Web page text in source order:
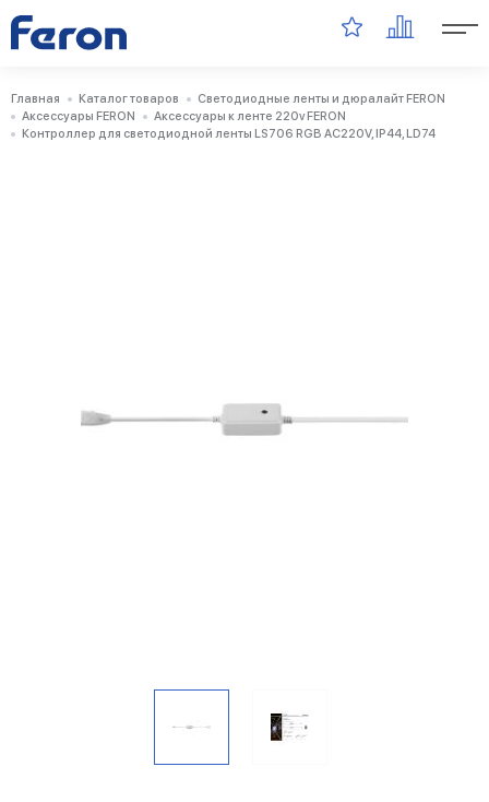
Главная Каталог товаров
Светодиодные ленты и дюралайт FERON
Аксессуары FERON
Аксессуары к ленте 220v FERON
Контроллер для светодиодной ленты LS706 RGB AC220V, IP44, LD74